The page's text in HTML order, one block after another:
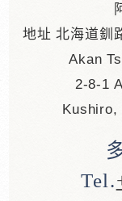
地址 北海道釧
Akan
2-8-1
Kushiro,
Tel.